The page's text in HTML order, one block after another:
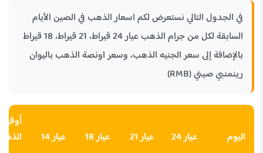
في الجدول التالي نستعرض لكم اسعار الذهب في الصين الأيام
السابقة لكل من جرام الذهب عيار 24 قيراط، 21 قيراط، 18 قيراط
بالإضافة إلى سعر الجنيه الذهب، وسعر اونصة الذهب باليوان
رينمنبي صيني (RMB)
اليوم عيار 24 عيار 21 عيار 18 عيار 14
أوقية